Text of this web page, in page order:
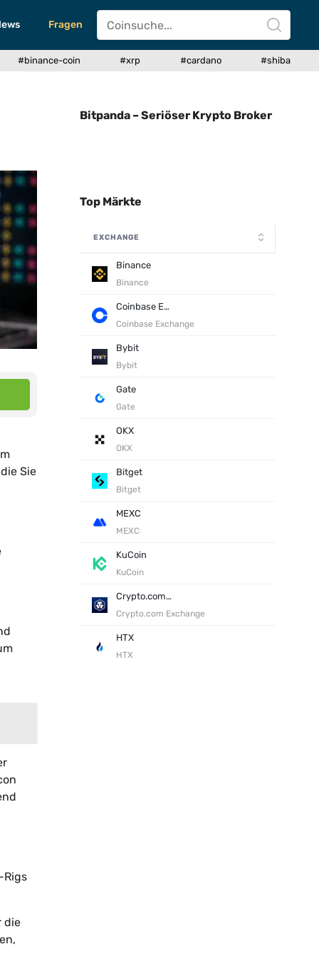
Fragen
#binance-coin #xrp #cardano #shiba
Sie
Rigs
die
Bitpanda – Seriöser Krypto Broker
Top Märkte
EXCHANGE
Binance
Binance
Coinbase Exchange
Coinbase Exchange
Bybit
Bybit
Gate
Gate
OKX
OKX
Bitget
Bitget
MEXC
MEXC
KuCoin
KuCoin
Crypto.com Exchange
Crypto.com Exchange
HTX
HTX